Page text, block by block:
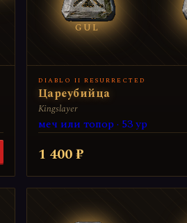
GUL
DIABLO II RESURRECTED
Цареубийца
Kingslayer
меч или топор · 53 ур
1 400 ₽